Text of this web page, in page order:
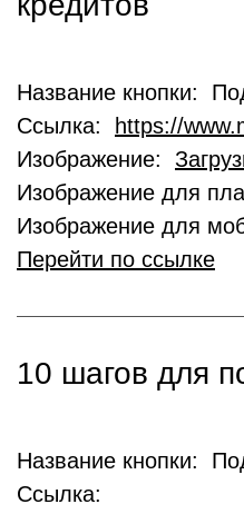
Название кнопки:
Ссылка:
https://
Изображение:
Изображение для
Изображение для
Перейти по ссылке
10 шагов для
Название кнопки:
Ссылка: